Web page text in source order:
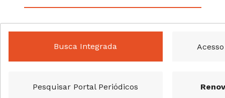
Busca Integrada
Pesquisar Portal Periódicos